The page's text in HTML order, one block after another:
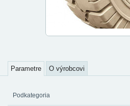
Parametre O výrobcovi
Podkategoria